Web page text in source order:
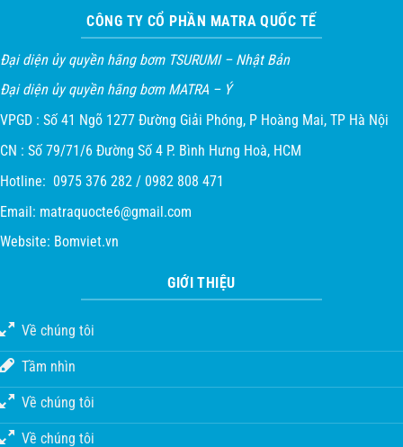
CÔNG TY CỔ PHẦN MATRA QUỐC TẾ
Đại diện ủy quyền hãng bơm TSURUMI – Nhật Bản
Đại diện ủy quyền hãng bơm MATRA – Ý
VPGD : Số 41 Ngõ 1277 Đường Giải Phóng, P Hoàng Mai, TP Hà Nội
CN : Số 79/71/6 Đường Số 4 P. Bình Hưng Hoà, HCM
Hotline: 0975 376 282 / 0982 808 471
Email: matraquocte6@gmail.com
Website: Bomviet.vn
GIỚI THIỆU
Về chúng tôi
Tầm nhìn
Về chúng tôi
Về chúng tôi